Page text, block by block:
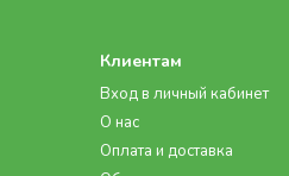
Клиентам
Вход в личный кабинет
О нас
Оплата и доставка